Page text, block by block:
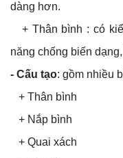
dàng hơn.
+ Thân bình : có
năng chống biến
- Cấu tạo: gồm nhiều
+ Thân bình
+ Nắp bình
+ Quai xách